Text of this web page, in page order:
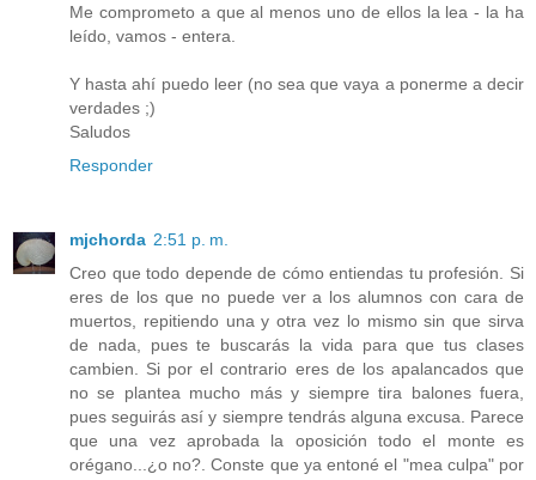
Me comprometo a que al menos uno de ellos la lea - la ha
leído, vamos - entera.
Y hasta ahí puedo leer (no sea que vaya a ponerme a decir
verdades ;)
Saludos
Responder
mjchorda 2:51 p. m.
Creo que todo depende de cómo entiendas tu profesión. Si
eres de los que no puede ver a los alumnos con cara de
muertos, repitiendo una y otra vez lo mismo sin que sirva
de nada, pues te buscarás la vida para que tus clases
cambien. Si por el contrario eres de los apalancados que
no se plantea mucho más y siempre tira balones fuera,
pues seguirás así y siempre tendrás alguna excusa. Parece
que una vez aprobada la oposición todo el monte es
orégano...¿o no?. Conste que ya entoné el "mea culpa" por